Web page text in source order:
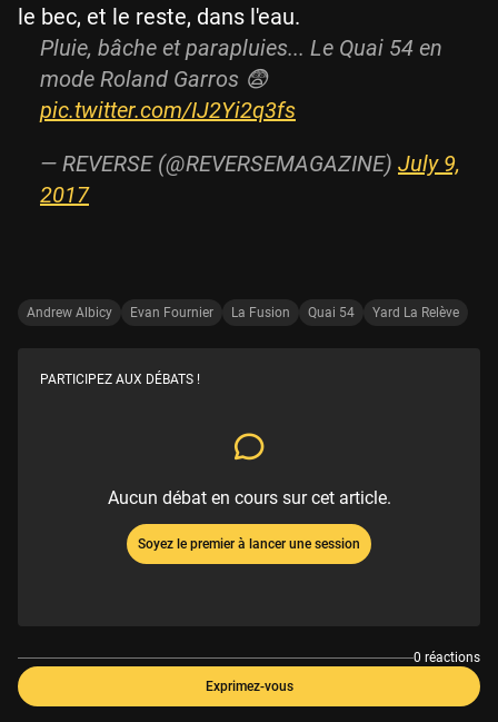
le bec, et le reste, dans l'eau.
Pluie, bâche et parapluies... Le Quai 54 en
mode Roland Garros 😨
pic.twitter.com/IJ2Yi2q3fs
— REVERSE (@REVERSEMAGAZINE) July 9,
2017
Andrew Albicy Evan Fournier La Fusion Quai 54 Yard La Relève
PARTICIPEZ AUX DÉBATS !
Aucun débat en cours sur cet article.
Soyez le premier à lancer une session
0 réactions
Exprimez-vous